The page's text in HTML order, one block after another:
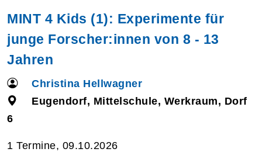
MINT 4 Kids (1): Experimente für
junge Forscher:innen von 8 - 13
Jahren
Christina Hellwagner
Eugendorf, Mittelschule, Werkraum, Dorf
6
1 Termine, 09.10.2026